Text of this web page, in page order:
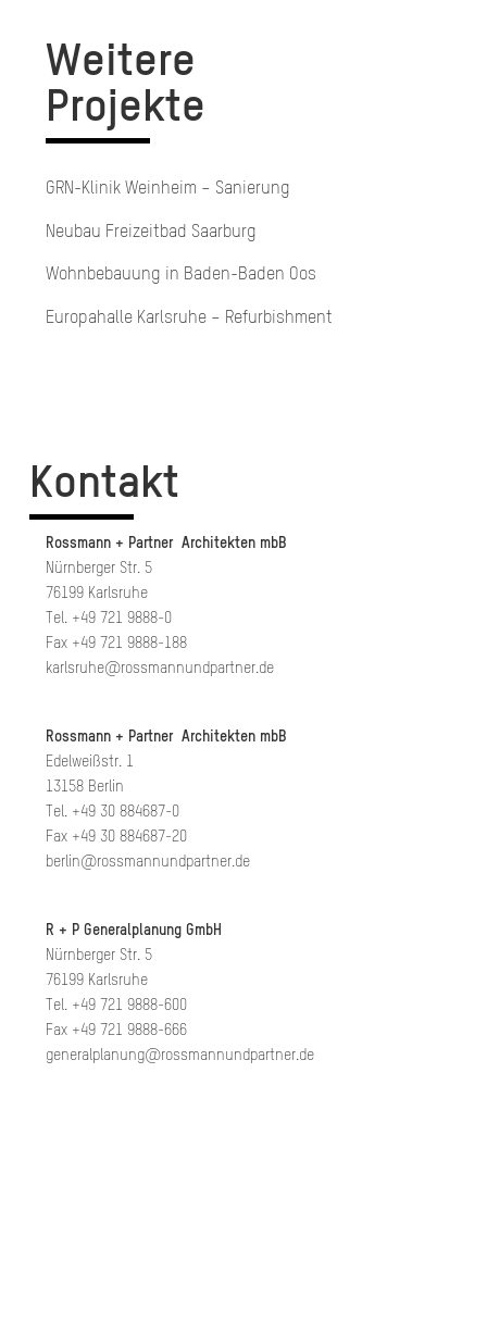
Weitere
Projekte
GRN-Klinik Weinheim – Sanierung
Neubau Freizeitbad Saarburg
Wohn­be­bau­ung in Ba­den-Ba­den Oos
Europahalle Karlsruhe – Refurbishment
Kontakt
Rossmann + Partner Architekten mbB
Nürnberger Str. 5
76199 Karlsruhe
Tel. +49 721 9888-0
Fax +49 721 9888-188
karlsruhe@rossmannundpartner.de
Rossmann + Partner Architekten mbB
Edelweißstr. 1
13158 Berlin
Tel. +49 30 884687-0
Fax +49 30 884687-20
berlin@rossmannundpartner.de
R + P Generalplanung GmbH
Nürnberger Str. 5
76199 Karlsruhe
Tel. +49 721 9888-600
Fax +49 721 9888-666
generalplanung@rossmannundpartner.de